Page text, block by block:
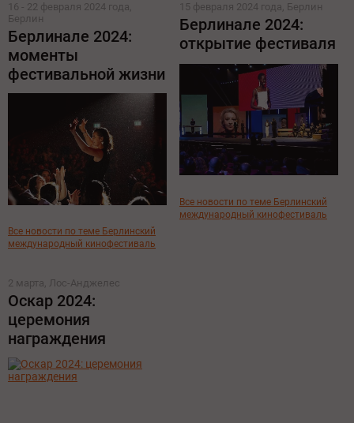
16 - 22 февраля 2024 года,
Берлин
Берлинале 2024:
моменты
фестивальной жизни
Все новости по теме Берлинский
международный кинофестиваль
15 февраля 2024 года, Берлин
Берлинале 2024:
открытие фестиваля
Все новости по теме Берлинский
международный кинофестиваль
2 марта, Лос-Анджелес
Оскар 2024:
церемония
награждения